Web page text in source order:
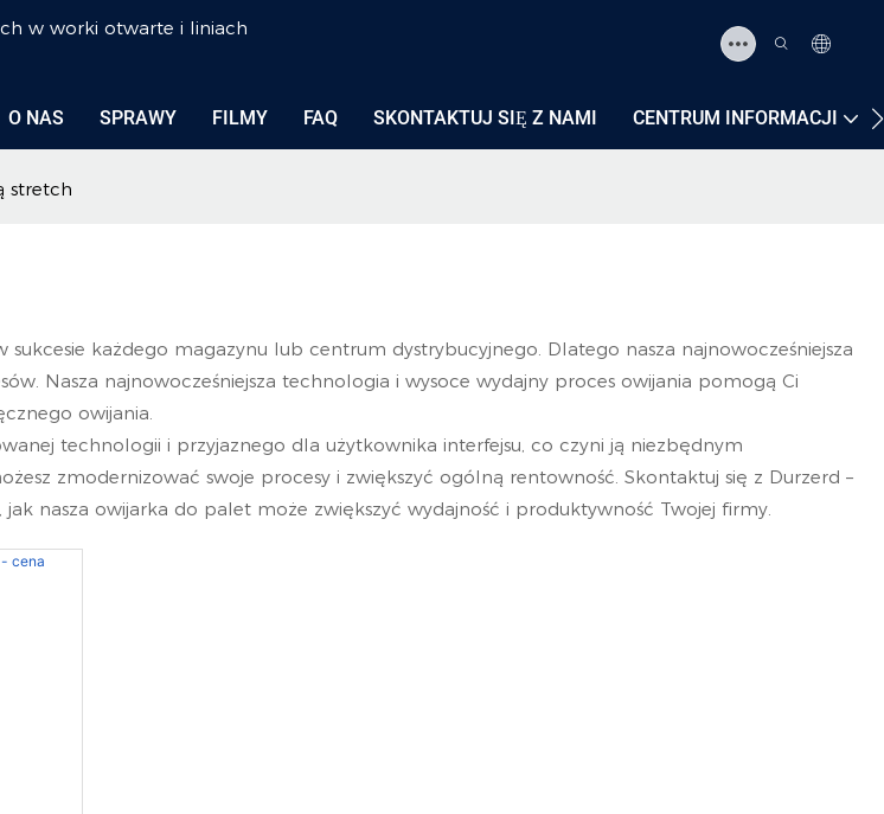
w worki otwarte i liniach
O NAS SPRAWY FILMY FAQ SKONTAKTUJ SIĘ Z NAMI CENTRUM INFORMACJI
stretch
każdego magazynu lub centrum dystrybucyjnego. Dlatego nasza najnowocześniejsza
Nasza najnowocześniejsza technologia i wysoce wydajny proces owijania pomogą Ci
owijania.
technologii i przyjaznego dla użytkownika interfejsu, co czyni ją niezbędnym
zmodernizować swoje procesy i zwiększyć ogólną rentowność. Skontaktuj się z Durzerd –
jak nasza owijarka do palet może zwiększyć wydajność i produktywność Twojej firmy.